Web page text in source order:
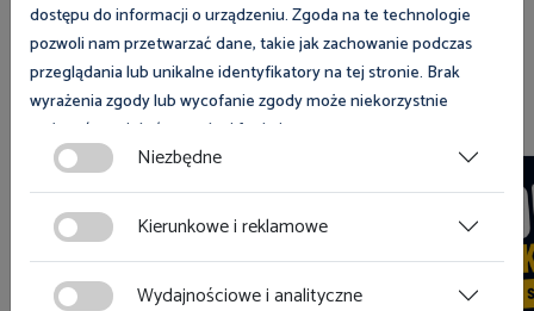
Zobacz również
dostępu do informacji o urządzeniu. Zgoda na te technologie
pozwoli nam przetwarzać dane, takie jak zachowanie podczas
przeglądania lub unikalne identyfikatory na tej stronie. Brak
wyrażenia zgody lub wycofanie zgody może niekorzystnie
wpłynąć na niektóre cechy i funkcje.
Zgoda na pliki cookies jest dobrowolna i można ją wycofać lub
zmodyfikować w dowolnym momencie klikając w przycisk
ciasteczka w lewym dolnym rogu strony. Więcej informacji
znajdziesz w
Niezbędne
Kierunkowe i reklamowe
Wydajnościowe i analityczne